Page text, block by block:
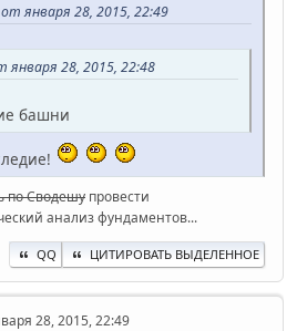
января 28, 2015, 22:49
28, 2015, 22:48
башни
по Сводешу провести
анализ фундаментов...
QQ ЦИТИРОВАТЬ ВЫДЕЛЕННОЕ
28, 2015, 22:49